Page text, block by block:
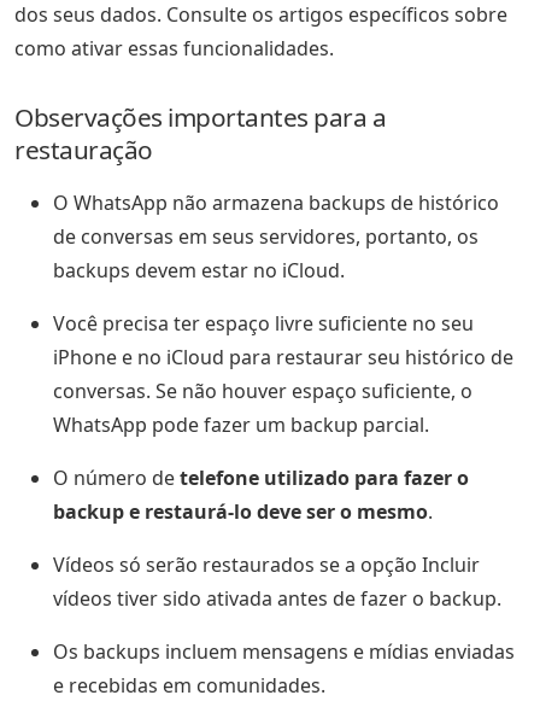
dos seus dados. Consulte os artigos específicos sobre
como ativar essas funcionalidades.
Observações importantes para a
restauração
O WhatsApp não armazena backups de histórico
de conversas em seus servidores, portanto, os
backups devem estar no iCloud.
Você precisa ter espaço livre suficiente no seu
iPhone e no iCloud para restaurar seu histórico de
conversas. Se não houver espaço suficiente, o
WhatsApp pode fazer um backup parcial.
O número detelefone utilizado para fazer o
backup e restaurá-lo deve ser o mesmo.
Vídeos só serão restaurados se a opção Incluir
vídeos tiver sido ativada antes de fazer o backup.
Os backups incluem mensagens e mídias enviadas
e recebidas em comunidades.